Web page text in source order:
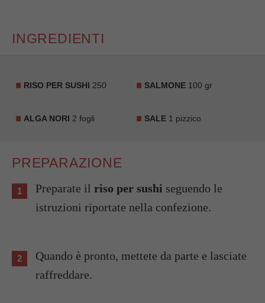
INGREDIENTI
RISO PER SUSHI 250 SALMONE 100 gr
ALGA NORI 2 fogli SALE 1 pizzico
PREPARAZIONE
Preparate il riso per sushi seguendo le
istruzioni riportate nella confezione.
Quando è pronto, mettete da parte e lasciate
raffreddare.